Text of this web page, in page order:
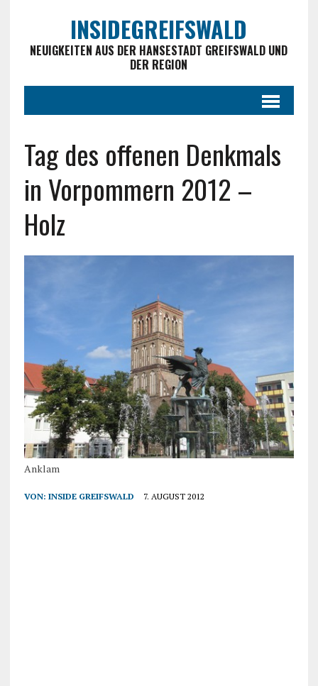
INSIDEGREIFSWALD
NEUIGKEITEN AUS DER HANSESTADT GREIFSWALD UND
DER REGION
Tag des offenen Denkmals
in Vorpommern 2012 –
Holz
Anklam
VON: INSIDE GREIFSWALD 7. AUGUST 2012